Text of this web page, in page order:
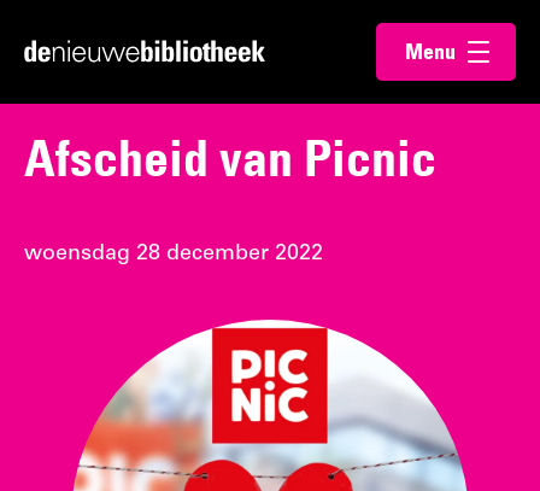
direct
content
direct
footer
Ga
homepagina
Menu
openen
Afscheid van Picnic
woensdag 28 december 2022